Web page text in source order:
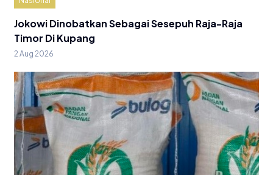
Jokowi Dinobatkan Sebagai Sesepuh Raja-Raja
Timor Di Kupang
2 Aug 2026